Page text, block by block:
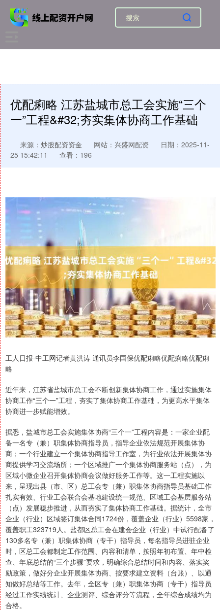
优配痢略 江苏盐城市总工会实施“三个
一”工程&#32;夯实集体协商工作基础
来源：炒股配资资金 网站：兴盛网配资
日期：2025-11-
25 15:42:11
查看：196
工人日报-中工网记者黄洪涛 通讯员李国保优配痢略优配痢略优配痢
略
近年来，江苏省盐城市总工会不断创新集体协商工作，通过实施集体
协商工作“三个一”工程，夯实了集体协商工作基础，为更高水平集体
协商进一步赋能增效。
据悉，盐城市总工会实施集体协商“三个一”工程内容是：一家企业配
备一名专（兼）职集体协商指导员，指导企业依法规范开展集体协
商；一个行业建立一个集体协商指导工作室，为行业依法开展集体协
商提供学习交流场所；一个区域推广一个集体协商服务站（点），为
区域小微企业召开集体协商会议做好服务工作等。这一工程实施以
来，呈现出县（市、区）总工会专（兼）职集体协商指导员基础工作
扎实有效、行业工会联合会基地建设统一规范、区域工会基层服务站
（点）发展稳步推进，从而夯实了集体协商工作基础。据统计，全市
企业（行业）区域签订集体合同1724份，覆盖企业（行业）5598家，
覆盖职工323719人。盐都区总工会在建会企业（行业）中试行配备了
130多名专（兼）职集体协商（专干）指导员，每名指导员进驻企业
时，区总工会都制定工作范围、内容和清单，按照年初布置、年中检
查、年底总结的“三个步骤”要求，明确综合总结时间和内容、落实奖
励政策，做好分企业开展集体协商、按要求建立资料（台账）、以通
知做好总结等工作。去年，全区专（兼）职集体协商（专干）指导员
经过工作实绩统计、企业测评、综合评分等流程，全年综合成绩均为
合格。